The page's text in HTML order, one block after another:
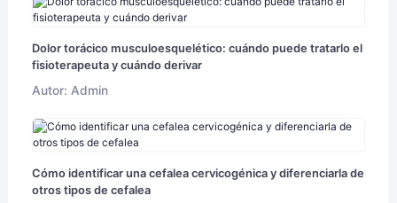
Dolor torácico musculoesquelético: cuándo puede tratarlo el
fisioterapeuta y cuándo derivar
Autor: Admin
Cómo identificar una cefalea cervicogénica y diferenciarla de
otros tipos de cefalea